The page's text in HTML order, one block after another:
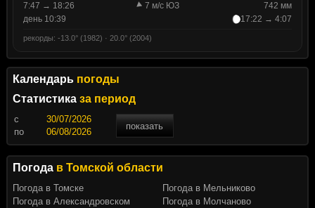
7:47 → 18:26
7 м/с ЮЗ
742 мм
день 10:39
17:22 → 4:07
рекорды: -13.0° (1982) · 20.0° (2004)
Календарь погоды
Статистика за период
c
показать
по
Погода в Томской области
Погода в Томске
Погода в Александровском
Погода в Мельниково
Погода в Молчаново